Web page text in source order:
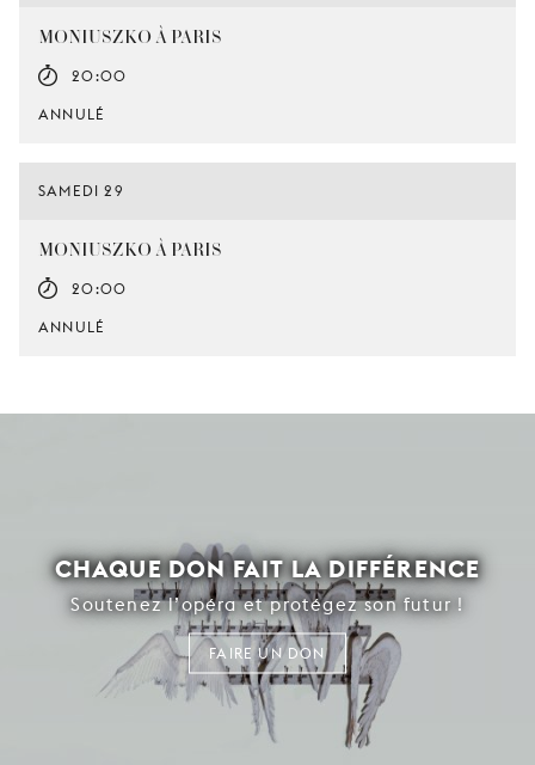
MONIUSZKO À PARIS
20:00
ANNULÉ
SAMEDI 29
MONIUSZKO À PARIS
20:00
ANNULÉ
CHAQUE DON FAIT LA DIFFÉRENCE
Soutenez l’opéra et protégez son futur !
FAIRE UN DON